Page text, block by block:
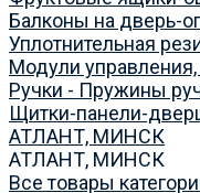
Балконы на дверь-
Уплотнительная
Модули
Ручки - Пружины
Щитки-панели-
АТЛАНТ, МИНСК
АТЛАНТ, МИНСК
Все товары